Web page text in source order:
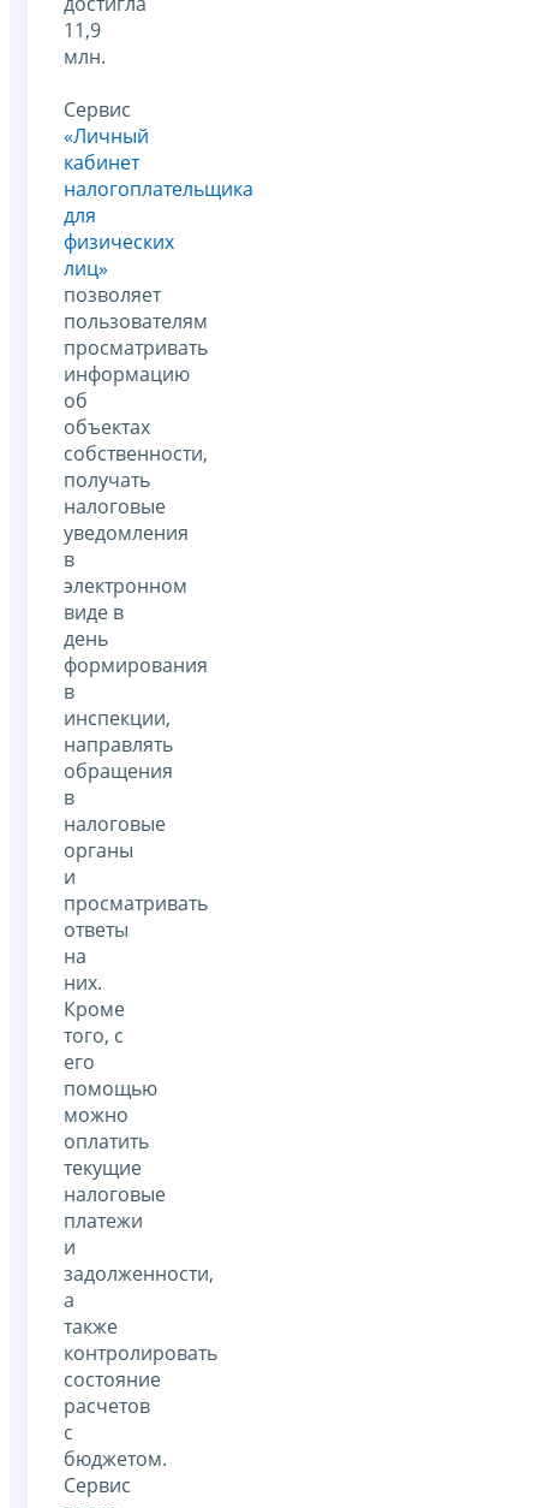
11,9
млн.
Сервис
«Личный
кабинет
налогоплательщика
для
физических
лиц»
позволяет
пользователям
просматривать
информацию
об
объектах
собственности,
получать
налоговые
уведомления
в
электронном
виде в
день
формирования
в
инспекции,
направлять
обращения
в
налоговые
органы
и
просматривать
ответы
на
них.
Кроме
того, с
его
помощью
можно
оплатить
текущие
налоговые
платежи
и
задолженности,
а
также
контролировать
состояние
расчетов
с
бюджетом.
Сервис